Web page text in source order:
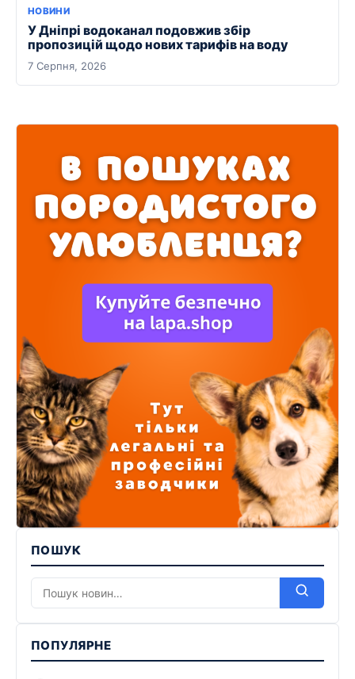
НОВИНИ
У Дніпрі водоканал подовжив збір
пропозицій щодо нових тарифів на воду
7 Серпня, 2026
ПОШУК
ПОПУЛЯРНЕ